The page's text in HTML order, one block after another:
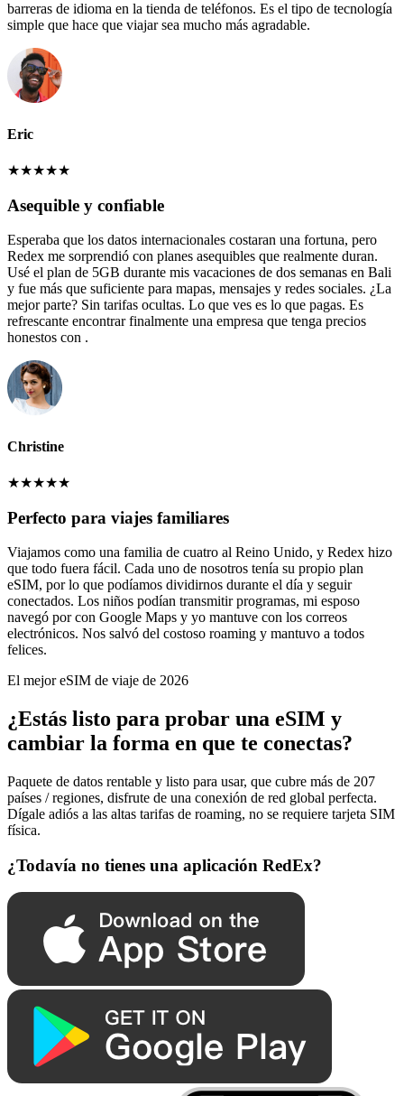
barreras de idioma en la tienda de teléfonos. Es el tipo de tecnología
simple que hace que viajar sea mucho más agradable.
Eric
★★★★★
Asequible y confiable
Esperaba que los datos internacionales costaran una fortuna, pero
Redex me sorprendió con planes asequibles que realmente duran.
Usé el plan de 5GB durante mis vacaciones de dos semanas en Bali
y fue más que suficiente para mapas, mensajes y redes sociales. ¿La
mejor parte? Sin tarifas ocultas. Lo que ves es lo que pagas. Es
refrescante encontrar finalmente una empresa que tenga precios
honestos con .
Christine
★★★★★
Perfecto para viajes familiares
Viajamos como una familia de cuatro al Reino Unido, y Redex hizo
que todo fuera fácil. Cada uno de nosotros tenía su propio plan
eSIM, por lo que podíamos dividirnos durante el día y seguir
conectados. Los niños podían transmitir programas, mi esposo
navegó por con Google Maps y yo mantuve con los correos
electrónicos. Nos salvó del costoso roaming y mantuvo a todos
felices.
El mejor eSIM de viaje de 2026
¿Estás listo para probar una eSIM y
cambiar la forma en que te conectas?
Paquete de datos rentable y listo para usar, que cubre más de 207
países / regiones, disfrute de una conexión de red global perfecta.
Dígale adiós a las altas tarifas de roaming, no se requiere tarjeta SIM
física.
¿Todavía no tienes una aplicación RedEx?